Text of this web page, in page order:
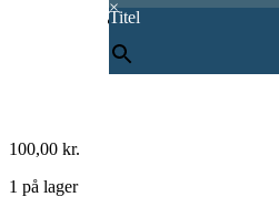
×
Titel
100,00 kr.
1 på lager